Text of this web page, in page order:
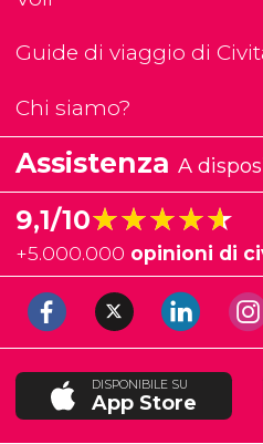
Guide di viaggio di
Chi siamo?
Assistenza A
9,1/10★★★★★
★★★★★
+5.000.000 opinioni di
DISPONIBILE SU
App Store